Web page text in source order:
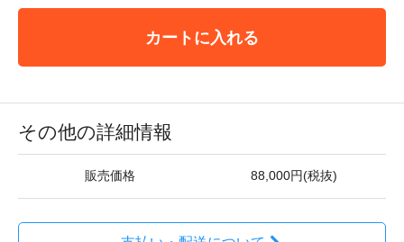
カートに入れる
その他の詳細情報
販売価格 88,000円(税抜)